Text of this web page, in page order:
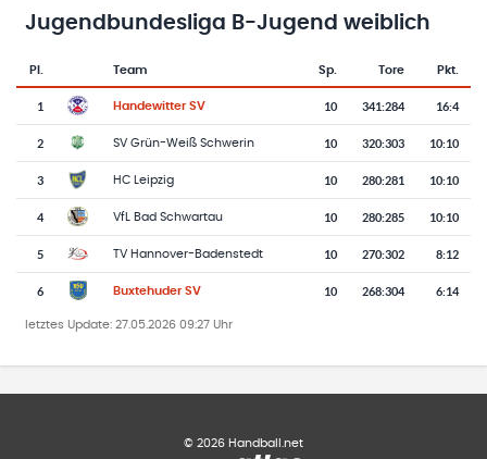
Jugendbundesliga B-Jugend weiblich
Tabelle mit Vereinsplatzierungen, Spielen, Toren und Punkten
Pl.
Team-Logo
Team Sp. Tore Pkt.
1 Handewitter SV 10 341:284 16:4
2 SV Grün-Weiß Schwerin 10 320:303 10:10
3 HC Leipzig 10 280:281 10:10
4 VfL Bad Schwartau 10 280:285 10:10
5 TV Hannover-Badenstedt 10 270:302 8:12
6 Buxtehuder SV 10 268:304 6:14
letztes Update: 27.05.2026 09:27 Uhr
© 2026 Handball.net